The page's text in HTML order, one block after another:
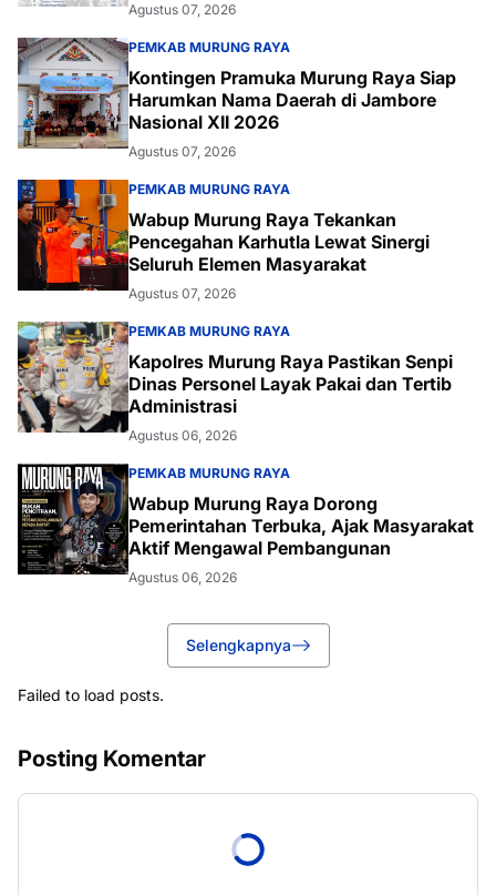
Agustus 07, 2026
PEMKAB MURUNG RAYA
Kontingen Pramuka Murung Raya Siap
Harumkan Nama Daerah di Jambore
Nasional XII 2026
Agustus 07, 2026
PEMKAB MURUNG RAYA
Wabup Murung Raya Tekankan
Pencegahan Karhutla Lewat Sinergi
Seluruh Elemen Masyarakat
Agustus 07, 2026
PEMKAB MURUNG RAYA
Kapolres Murung Raya Pastikan Senpi
Dinas Personel Layak Pakai dan Tertib
Administrasi
Agustus 06, 2026
PEMKAB MURUNG RAYA
Wabup Murung Raya Dorong
Pemerintahan Terbuka, Ajak Masyarakat
Aktif Mengawal Pembangunan
Agustus 06, 2026
Selengkapnya
Failed to load posts.
Posting Komentar